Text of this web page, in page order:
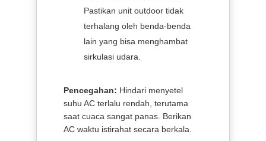
Pastikan unit outdoor tidak
terhalang oleh benda-benda
lain yang bisa menghambat
sirkulasi udara.
Pencegahan: Hindari menyetel
suhu AC terlalu rendah, terutama
saat cuaca sangat panas. Berikan
AC waktu istirahat secara berkala.